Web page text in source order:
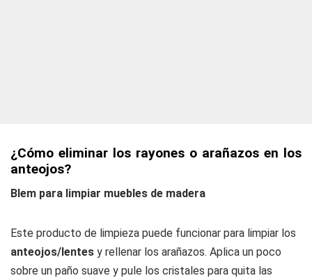
¿Cómo eliminar los rayones o arañazos en los
anteojos?
Blem para limpiar muebles de madera
Este producto de limpieza puede funcionar para limpiar los
anteojos/lentes y rellenar los arañazos. Aplica un poco
sobre un paño suave y pule los cristales para quita las